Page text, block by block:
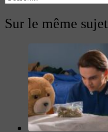
Sur le même sujet